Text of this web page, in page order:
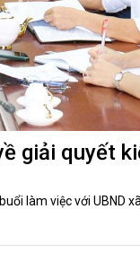
Cơ
luật
giải quyết
làm việc với UBND